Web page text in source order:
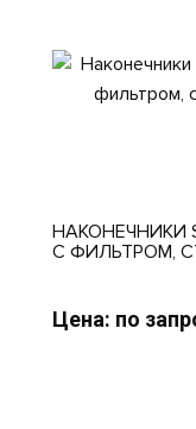
НАКОНЕЧНИКИ
С ФИЛЬТРОМ,
Цена: по